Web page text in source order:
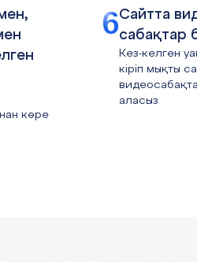
көре
6Сайтта
сабақтар
Кез-келген
кіріп мықты
аласыз